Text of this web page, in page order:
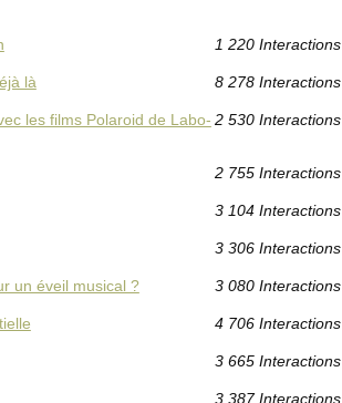
1 220 Interactions
là 8 278 Interactions
les films Polaroid de Labo- 2 530 Interactions
2 755 Interactions
3 104 Interactions
3 306 Interactions
un éveil musical ? 3 080 Interactions
4 706 Interactions
3 665 Interactions
3 387 Interactions